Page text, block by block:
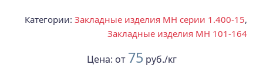
Категории: Закладные изделия МН серии 1.400-15,
Закладные изделия МН 101-164
Цена: от 75 руб./кг